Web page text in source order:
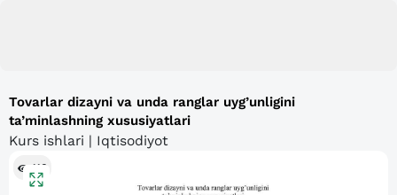
Tovarlar dizayni va unda ranglar uyg’unligini
ta’minlashning xususiyatlari
Kurs ishlari | Iqtisodiyot
116